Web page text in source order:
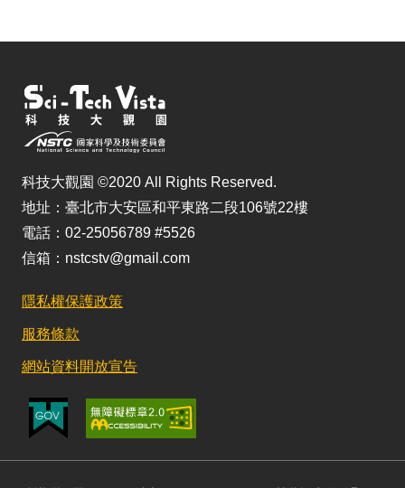
科技大觀園 ©2020 All Rights Reserved.
地址：臺北市大安區和平東路二段106號22樓
電話：02-25056789 #5526
信箱：nstcstv@gmail.com
隱私權保護政策
服務條款
網站資料開放宣告